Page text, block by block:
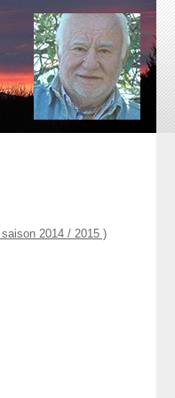
2014 / 2015 )